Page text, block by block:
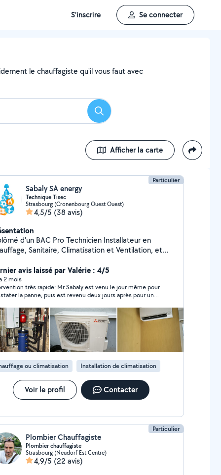
S'inscrire Se connecter
le chauffagiste qu'il vous faut avec
Rechercher
Afficher la carte
Particulier
Sabaly SA energy
Technique Tisec
Strasbourg (Cronenbourg Ouest Ouest)
4,5/5 (38 avis)
d'un BAC Pro Technicien Installateur en
Sanitaire, Climatisation et Ventilation, et
pour mon sérieux, ma rigueur et
travail honnête , je m'engage à fournir des
de qualité, en respectant les normes et les
Ma polyvalence et mon expertise me
de m'adapter à divers projets, tout en
un travail soigné et professionnel.
avis laissé par Valérie : 4/5
2 mois
très rapide: Mr Sabaly est venu le jour même pour
la panne, puis est revenu deux jours après pour un
ancienne, mais on a clairement gagné en
après son passage. Mr Sabaly est fiable,
à l’écoute et professionnel. Nous referons appel à
besoin !
ou climatisation Installation de climatisation
Voir le profil Contacter
Particulier
Plombier Chauffagiste
Plombier chauffagiste
Strasbourg (Neudorf Est Centre)
4,9/5 (22 avis)